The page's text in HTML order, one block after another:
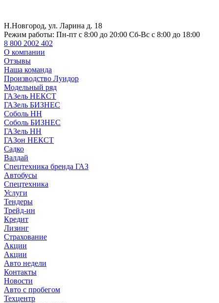
Н.Новгород, ул. Ларина д. 18
Режим работы: Пн-пт с 8:00 до 20:00 Сб-Вс с 8:00 до 18:00
8 800 2002 402
О компании
Отзывы
Наша команда
Производство Луидор
Модельный ряд
ГАЗель НЕКСТ
ГАЗель БИЗНЕС
Соболь НН
Соболь БИЗНЕС
ГАЗель НН
ГАЗон НЕКСТ
Садко
Валдай
Спецтехника бренда ГАЗ
Автобусы
Спецтехника
Услуги
Тендеры
Трейд-ин
Кредит
Лизинг
Страхование
Акции
Акции
Авто недели
Контакты
Новости
Авто с пробегом
Техцентр